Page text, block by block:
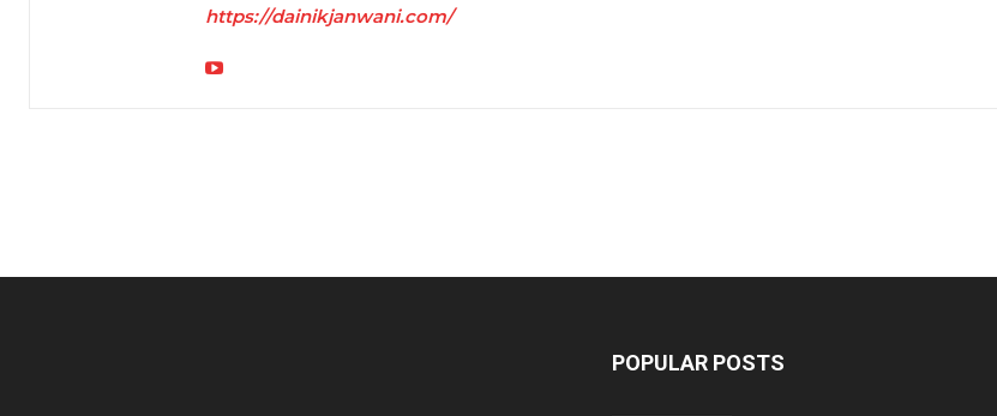
https://dainikjanwani.com/
POPULAR POSTS